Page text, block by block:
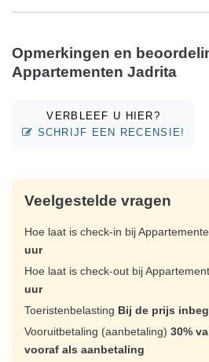
Opmerkingen en
Appartementen Jadrita
VERBLEEF U HIER?
SCHRIJF EEN RECENSIE!
Veelgestelde vragen
Hoe laat is check-in bij
uur
Hoe laat is check-out bij
uur
Toeristenbelasting Bij de prijs
Vooruitbetaling (aanbetaling) 30%
vooraf als aanbetaling